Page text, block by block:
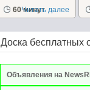
повседневный...
60 минут
Читать далее
Доска бесплатных
Объявления на